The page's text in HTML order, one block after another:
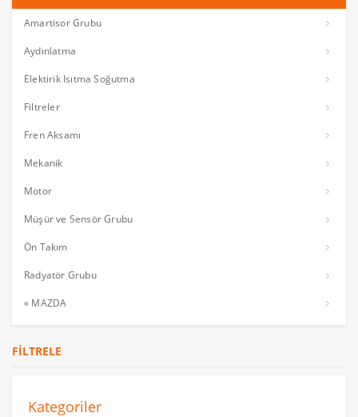
Amartisor Grubu
Aydınlatma
Elektirik Isıtma Soğutma
Filtreler
Fren Aksamı
Mekanik
Motor
Müşür ve Sensör Grubu
Ön Takım
Radyatör Grubu
« MAZDA
FILTRELE
Kategoriler